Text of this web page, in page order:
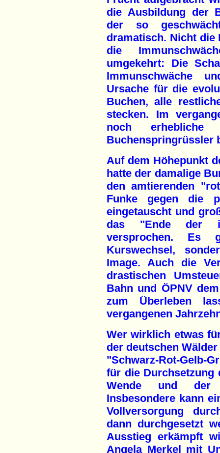
die Ausbildung der
der so
dramatisch. Nicht
die
umgekehrt: Die
Immunschwäche
Ursache für die
Buchen, alle
stecken. Im
noch erhebliche
Buchenspringrüssler
Auf dem Höhepunkt
hatte der damalige
den amtierenden
Funke gegen die
eingetauscht und
das "Ende der
versprochen. Es
Kurswechsel,
Image. Auch die
drastischen
Bahn und ÖPNV
zum Überleben
vergangenen
Wer wirklich etwas
der deutschen
"Schwarz-Rot-Gelb-
für die Durchsetzung
Wende und der
Insbesondere kann
Vollversorgung
dann durchgesetzt
Ausstieg erkämpft
Angela Merkel mit